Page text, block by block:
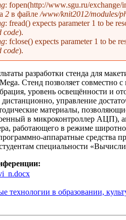
об ошибке
: fopen(http://www.sgu.ru/
2 в файле/www/knit2012/modules/
: fread() expects parameter 1 to be
code).
: fclose() expects parameter 1 to be
code).
разработки стенда для
Стенд позволяет совместно
уровень освещённости и
управление
материалы,
в микроконтроллер АЦП),
работающего в режиме
аппаратные средства
специальности
технологии в образовании,